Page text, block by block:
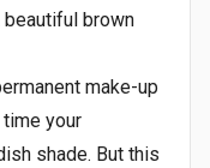
beautiful brown
make-up
your
shade. But this